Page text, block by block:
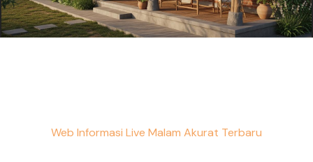
Web Informasi Live Malam Akurat Terbaru